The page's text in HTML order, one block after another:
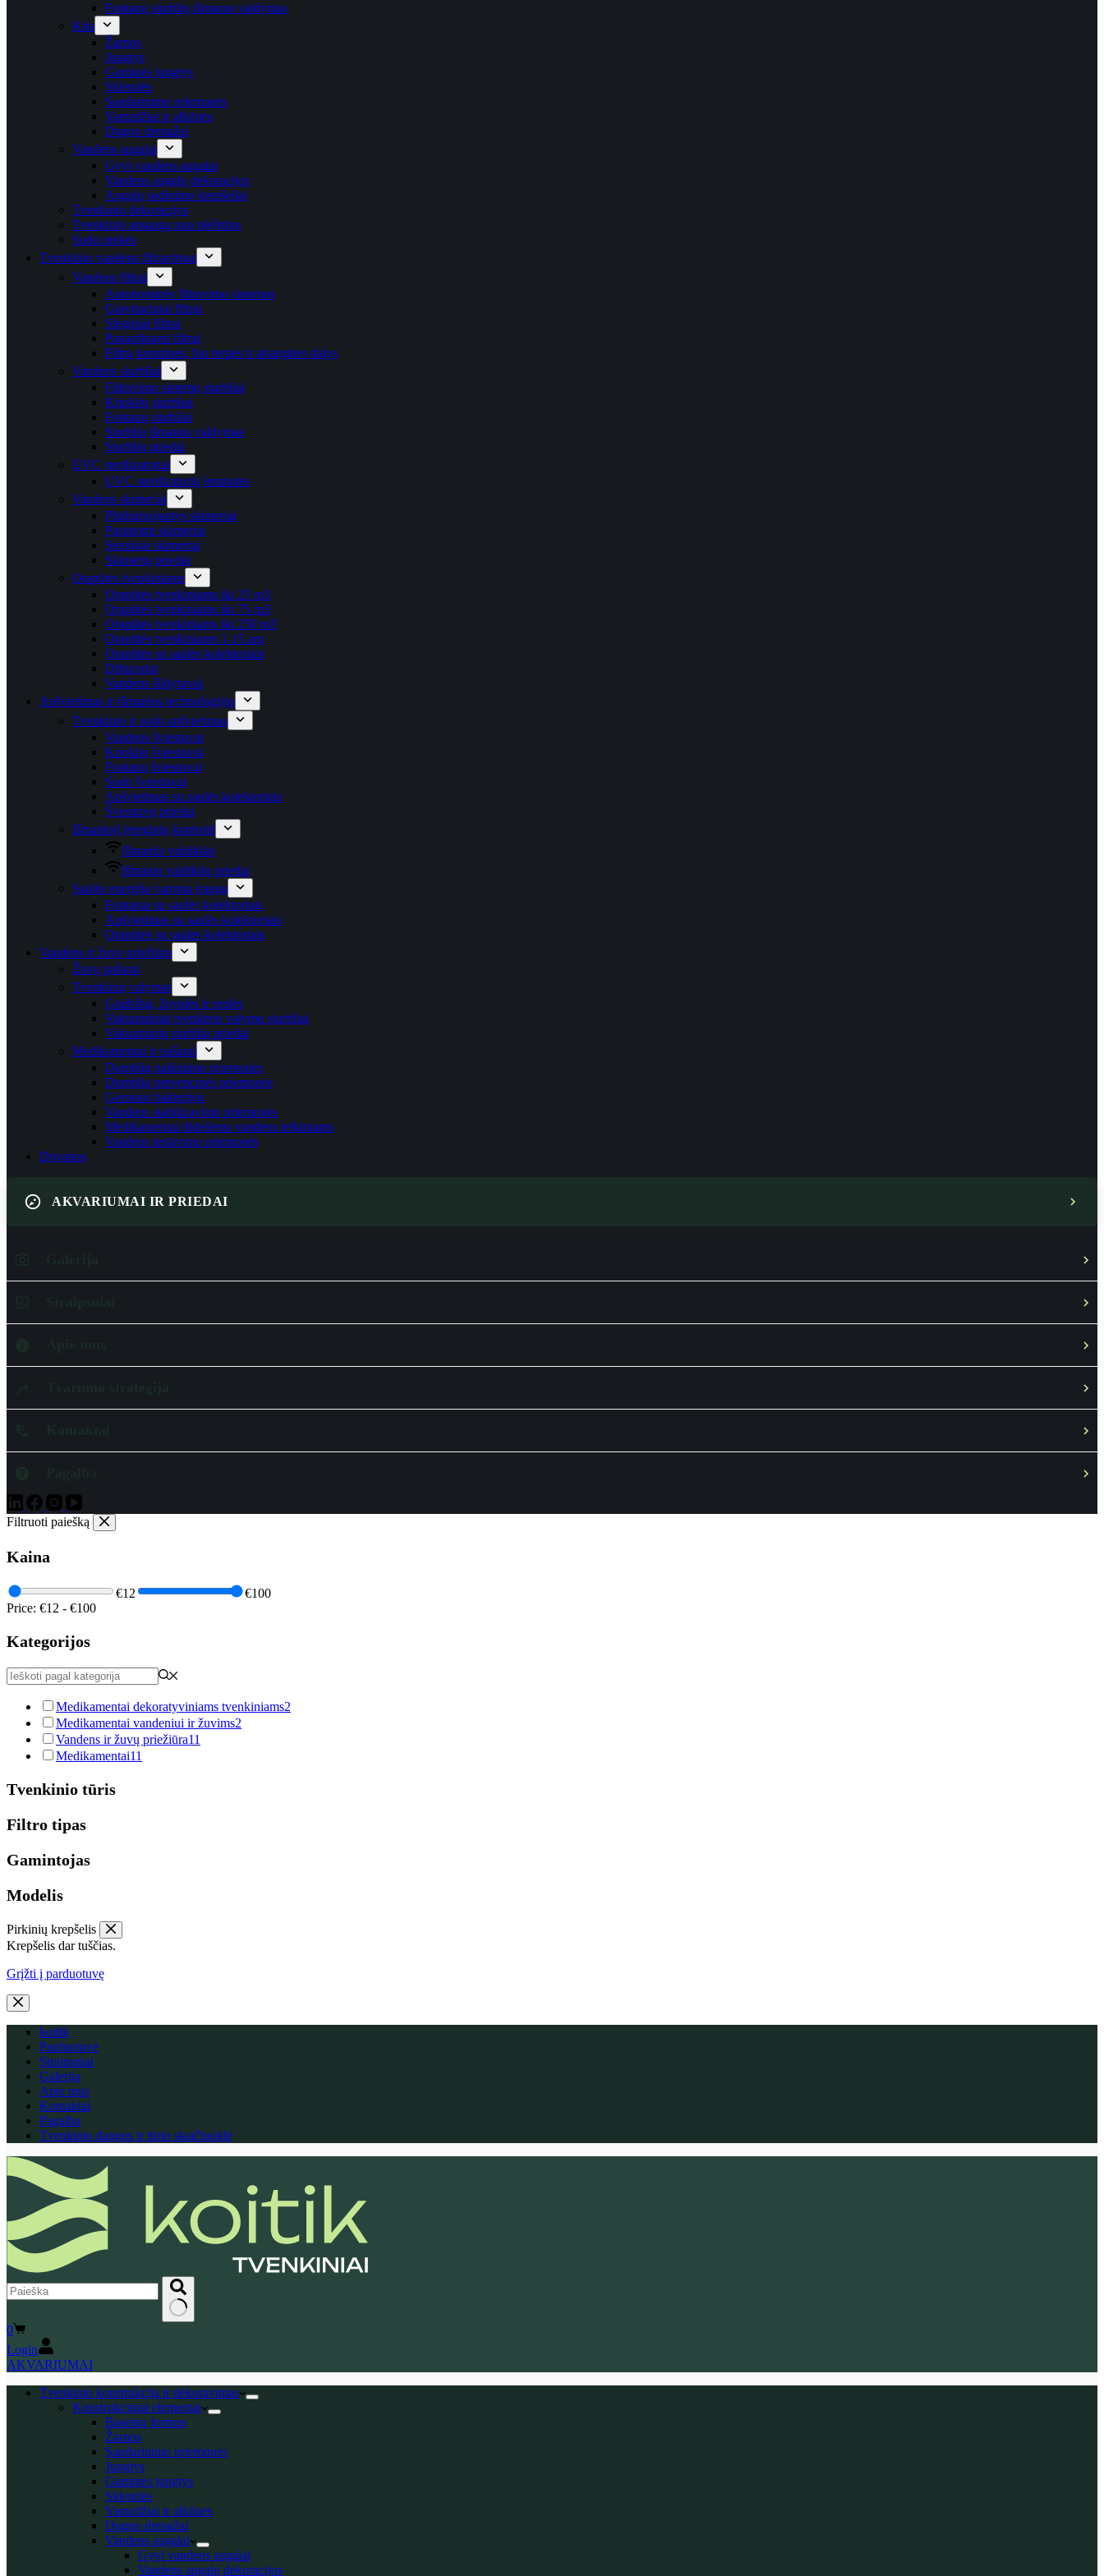
Fontanų siurblių išmanus valdymas
Kita
Žarnos
Jungtys
Guminės jungtys
Sklendės
Sandarinimo priemonės
Vamzdžiai ir alkūnės
Dugno drenažai
Vandens augalai
Gyvi vandens augalai
Vandens augalų dekoracijos
Augalų sodinimo krepšeliai
Tvenkinio dekoracijos
Tvenkinio apsauga nuo plėšrūnų
Sodo prekės
Tvenkinio vandens filtravimas
Vandens filtrai
Autonominės filtravimo sistemos
Gravitaciniai filtrai
Slėginiai filtrai
Panardinami filtrai
Filtrų kempinės, bio terpės ir atsarginės dalys
Vandens siurbliai
Filtravimo sistemų siurbliai
Krioklių siurbliai
Fontanų siurbliai
Siurblių išmanus valdymas
Siurblių priedai
UVC sterilizatoriai
UVC sterilizatorių lemputės
Vandens skimeriai
Plūduriuojantys skimeriai
Pastatomi skimeriai
Sieniniai skimeriai
Skimerių priedai
Orapūtės tvenkiniams
Orapūtės tvenkiniams iki 25 m3
Orapūtės tvenkiniams iki 75 m3
Orapūtės tvenkiniams iki 250 m3
Orapūtės tvenkiniams 1-15 arų
Orapūtės su saulės kolektoriais
Difuzoriai
Vandens šildytuvai
Apšvietimas ir išmanios technologijos
Tvenkinio ir sodo apšvietimas
Vandens šviestuvai
Krioklių šviestuvai
Fontanų šviestuvai
Sodo šviestuvai
Apšvietimas su saulės kolektoriais
Šviestuvų priedai
Išmanioji įrenginių kontrolė
Išmanūs valdikliai
Išmanių valdiklių priedai
Saulės energija varoma įranga
Fontanai su saulės kolektoriais
Apšvietimas su saulės kolektoriais
Orapūtės su saulės kolektoriais
Vandens ir žuvų priežiūra
Žuvų pašarai
Tvenkinių valymas
Graibžtai, žnyplės ir replės
Vakuuminiai tvenkinio valymo siurbliai
Vakuuminių siurblių priedai
Medikamentai ir pašarai
Dumblių naikinimo priemonės
Dumblių prevencinės priemonės
Gerosios bakterijos
Vandens stabilizavimo priemonės
Medikamentai dideliems vandens telkiniams
Vandens testavimo priemonės
Dovanos
AKVARIUMAI IR PRIEDAI
Filtruoti paiešką
Kaina
€12
€100
Price: €12 - €100
Kategorijos
Medikamentai dekoratyviniams tvenkiniams2
Medikamentai vandeniui ir žuvims2
Vandens ir žuvų priežiūra11
Medikamentai11
Tvenkinio tūris
Filtro tipas
Gamintojas
Modelis
Pirkinių krepšelis
Krepšelis dar tuščias.
Grįžti į parduotuvę
koitik
Parduotuvė
Straipsniai
Galerija
Apie mus
Kontaktai
Pagalba
Tvenkinio dangos ir tūrio skaičiuoklė
No
results
Shopping
cart
0
Login
AKVARIUMAI
Tvenkinio konstrukcija ir dekoravimas
Konstrukciniai elementai
Baseinų formos
Žarnos
Sandarinimo priemonės
Jungtys
Guminės jungtys
Sklendės
Vamzdžiai ir alkūnės
Dugno drenažai
Vandens augalai
Gyvi vandens augalai
Vandens augalų dekoracijos